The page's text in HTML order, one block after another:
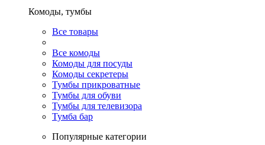
Комоды, тумбы
Все товары
Все комоды
Комоды для посуды
Комоды секретеры
Тумбы прикроватные
Тумбы для обуви
Тумбы для телевизора
Тумба бар
Популярные категории